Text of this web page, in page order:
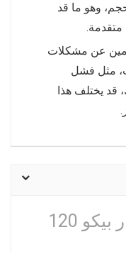
وهو ما قد
عن مشكلات
مثل فشل
قد يختلف هذا
ثلاجة ميني بار بيكو 120